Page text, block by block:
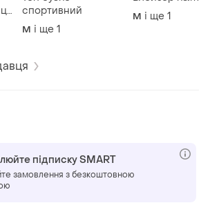
спортивний
M і ще 1
M і ще 1
підписку SMART
замовлення з безкоштовною